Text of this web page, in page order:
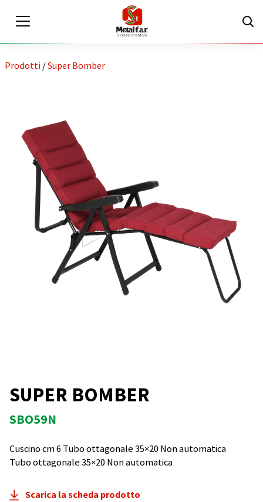
Prodotti /Super Bomber
SUPER BOMBER
SBO59N
Cuscino cm 6 Tubo ottagonale 35×20 Non automatica
Tubo ottagonale 35×20 Non automatica
Scarica la scheda prodotto